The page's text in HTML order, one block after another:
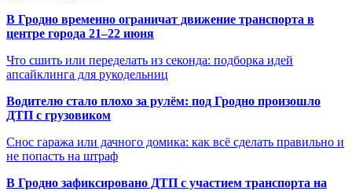
В Гродно временно ограничат движение транспорта в
центре города 21–22 июня
Что сшить или переделать из секонда: подборка идей
апсайклинга для рукодельниц
Водителю стало плохо за рулём: под Гродно произошло
ДТП с грузовиком
Снос гаража или дачного домика: как всё сделать правильно и
не попасть на штраф
В Гродно зафиксировано ДТП с участием транспорта на